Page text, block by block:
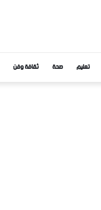
تعليم صحة ثقافة وفن